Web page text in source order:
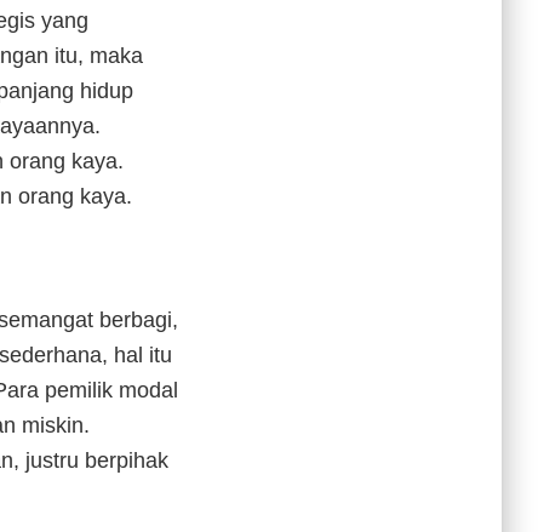
yang
itu, maka
hidup
orang kaya.
orang kaya.
berbagi,
hal itu
pemilik modal
miskin.
justru berpihak